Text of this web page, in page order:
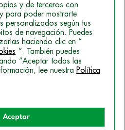
y de terceros con
para poder mostrarte
personalizados según tus
de navegación. Puedes
haciendo clic en “
”. También puedes
“Aceptar todas las
lee nuestra Política
Aceptar